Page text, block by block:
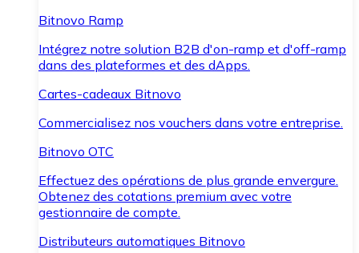
Bitnovo Ramp
Intégrez notre solution B2B d'on-ramp et d'off-ramp
dans des plateformes et des dApps.
Cartes-cadeaux Bitnovo
Commercialisez nos vouchers dans votre entreprise.
Bitnovo OTC
Effectuez des opérations de plus grande envergure.
Obtenez des cotations premium avec votre
gestionnaire de compte.
Distributeurs automatiques Bitnovo